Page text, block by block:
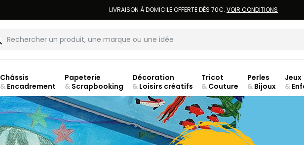
LIVRAISON À DOMICILE OFFERTE DÈS 70€. VOIR CONDITIONS
Châssis
&Encadrement
Papeterie
&Scrapbooking
Décoration
&Loisirs créatifs
Tricot
& Couture
Perles
& Bijoux
Jeux
&